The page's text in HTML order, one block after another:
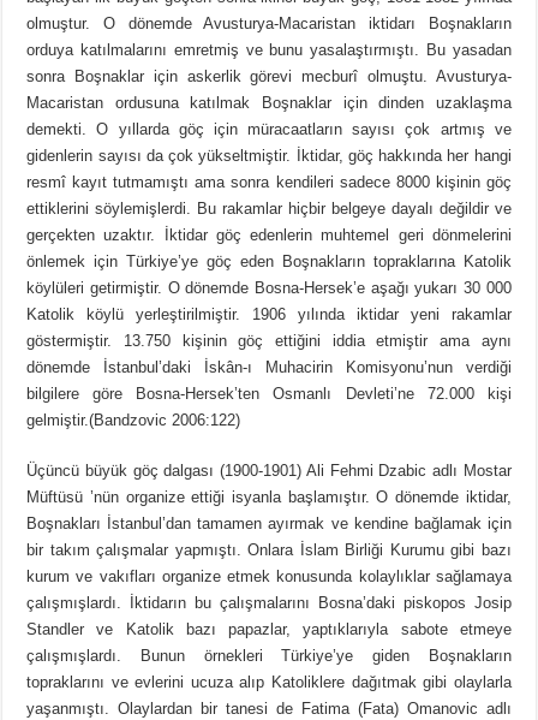
olmuştur. O dönemde Avusturya-Macaristan iktidarı Boşnakların
orduya katılmalarını emretmiş ve bunu yasalaştırmıştı. Bu yasadan
sonra Boşnaklar için askerlik görevi mecburî olmuştu. Avusturya-
Macaristan ordusuna katılmak Boşnaklar için dinden uzaklaşma
demekti. O yıllarda göç için müracaatların sayısı çok artmış ve
gidenlerin sayısı da çok yükseltmiştir. İktidar, göç hakkında her hangi
resmî kayıt tutmamıştı ama sonra kendileri sadece 8000 kişinin göç
ettiklerini söylemişlerdi. Bu rakamlar hiçbir belgeye dayalı değildir ve
gerçekten uzaktır. İktidar göç edenlerin muhtemel geri dönmelerini
önlemek için Türkiye’ye göç eden Boşnakların topraklarına Katolik
köylüleri getirmiştir. O dönemde Bosna-Hersek’e aşağı yukarı 30 000
Katolik köylü yerleştirilmiştir. 1906 yılında iktidar yeni rakamlar
göstermiştir. 13.750 kişinin göç ettiğini iddia etmiştir ama aynı
dönemde İstanbul’daki İskân-ı Muhacirin Komisyonu’nun verdiği
bilgilere göre Bosna-Hersek’ten Osmanlı Devleti’ne 72.000 kişi
gelmiştir.(Bandzovic 2006:122)
Üçüncü büyük göç dalgası (1900-1901) Ali Fehmi Dzabic adlı Mostar
Müftüsü ’nün organize ettiği isyanla başlamıştır. O dönemde iktidar,
Boşnakları İstanbul’dan tamamen ayırmak ve kendine bağlamak için
bir takım çalışmalar yapmıştı. Onlara İslam Birliği Kurumu gibi bazı
kurum ve vakıfları organize etmek konusunda kolaylıklar sağlamaya
çalışmışlardı. İktidarın bu çalışmalarını Bosna’daki piskopos Josip
Standler ve Katolik bazı papazlar, yaptıklarıyla sabote etmeye
çalışmışlardı. Bunun örnekleri Türkiye’ye giden Boşnakların
topraklarını ve evlerini ucuza alıp Katoliklere dağıtmak gibi olaylarla
yaşanmıştı. Olaylardan bir tanesi de Fatima (Fata) Omanovic adlı